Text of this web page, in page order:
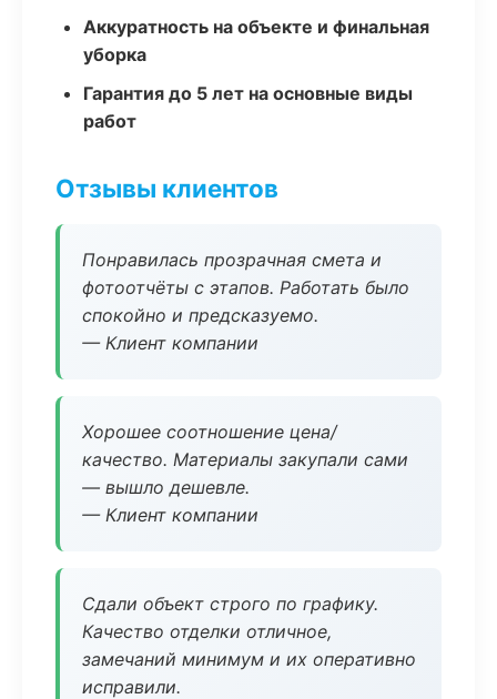
Аккуратность на объекте и финальная
уборка
Гарантия до 5 лет на основные виды
работ
Отзывы клиентов
Понравилась прозрачная смета и
фотоотчёты с этапов. Работать было
спокойно и предсказуемо.
— Клиент компании
Хорошее соотношение цена/
качество. Материалы закупали сами
— вышло дешевле.
— Клиент компании
Сдали объект строго по графику.
Качество отделки отличное,
замечаний минимум и их оперативно
исправили.